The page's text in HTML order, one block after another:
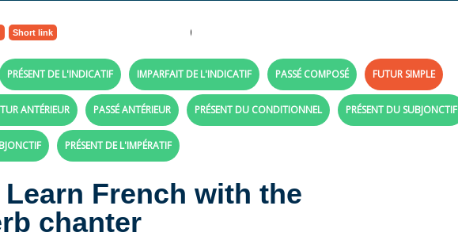
Short link
PRÉSENT DE L'INDICATIF IMPARFAIT DE L'INDICATIF PASSÉ COMPOSÉ FUTUR SIMPLE
ANTÉRIEUR PASSÉ ANTÉRIEUR PRÉSENT DU CONDITIONNEL PRÉSENT DU SUBJONCTIF
PRÉSENT DE L'IMPÉRATIF
French with the
chanter